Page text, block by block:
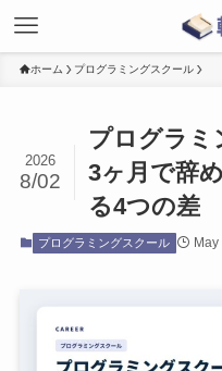
ホーム プログラミングスクール
プログラミ
3ヶ月で辞
る4つの差
2026
8/02
プログラミングスクール